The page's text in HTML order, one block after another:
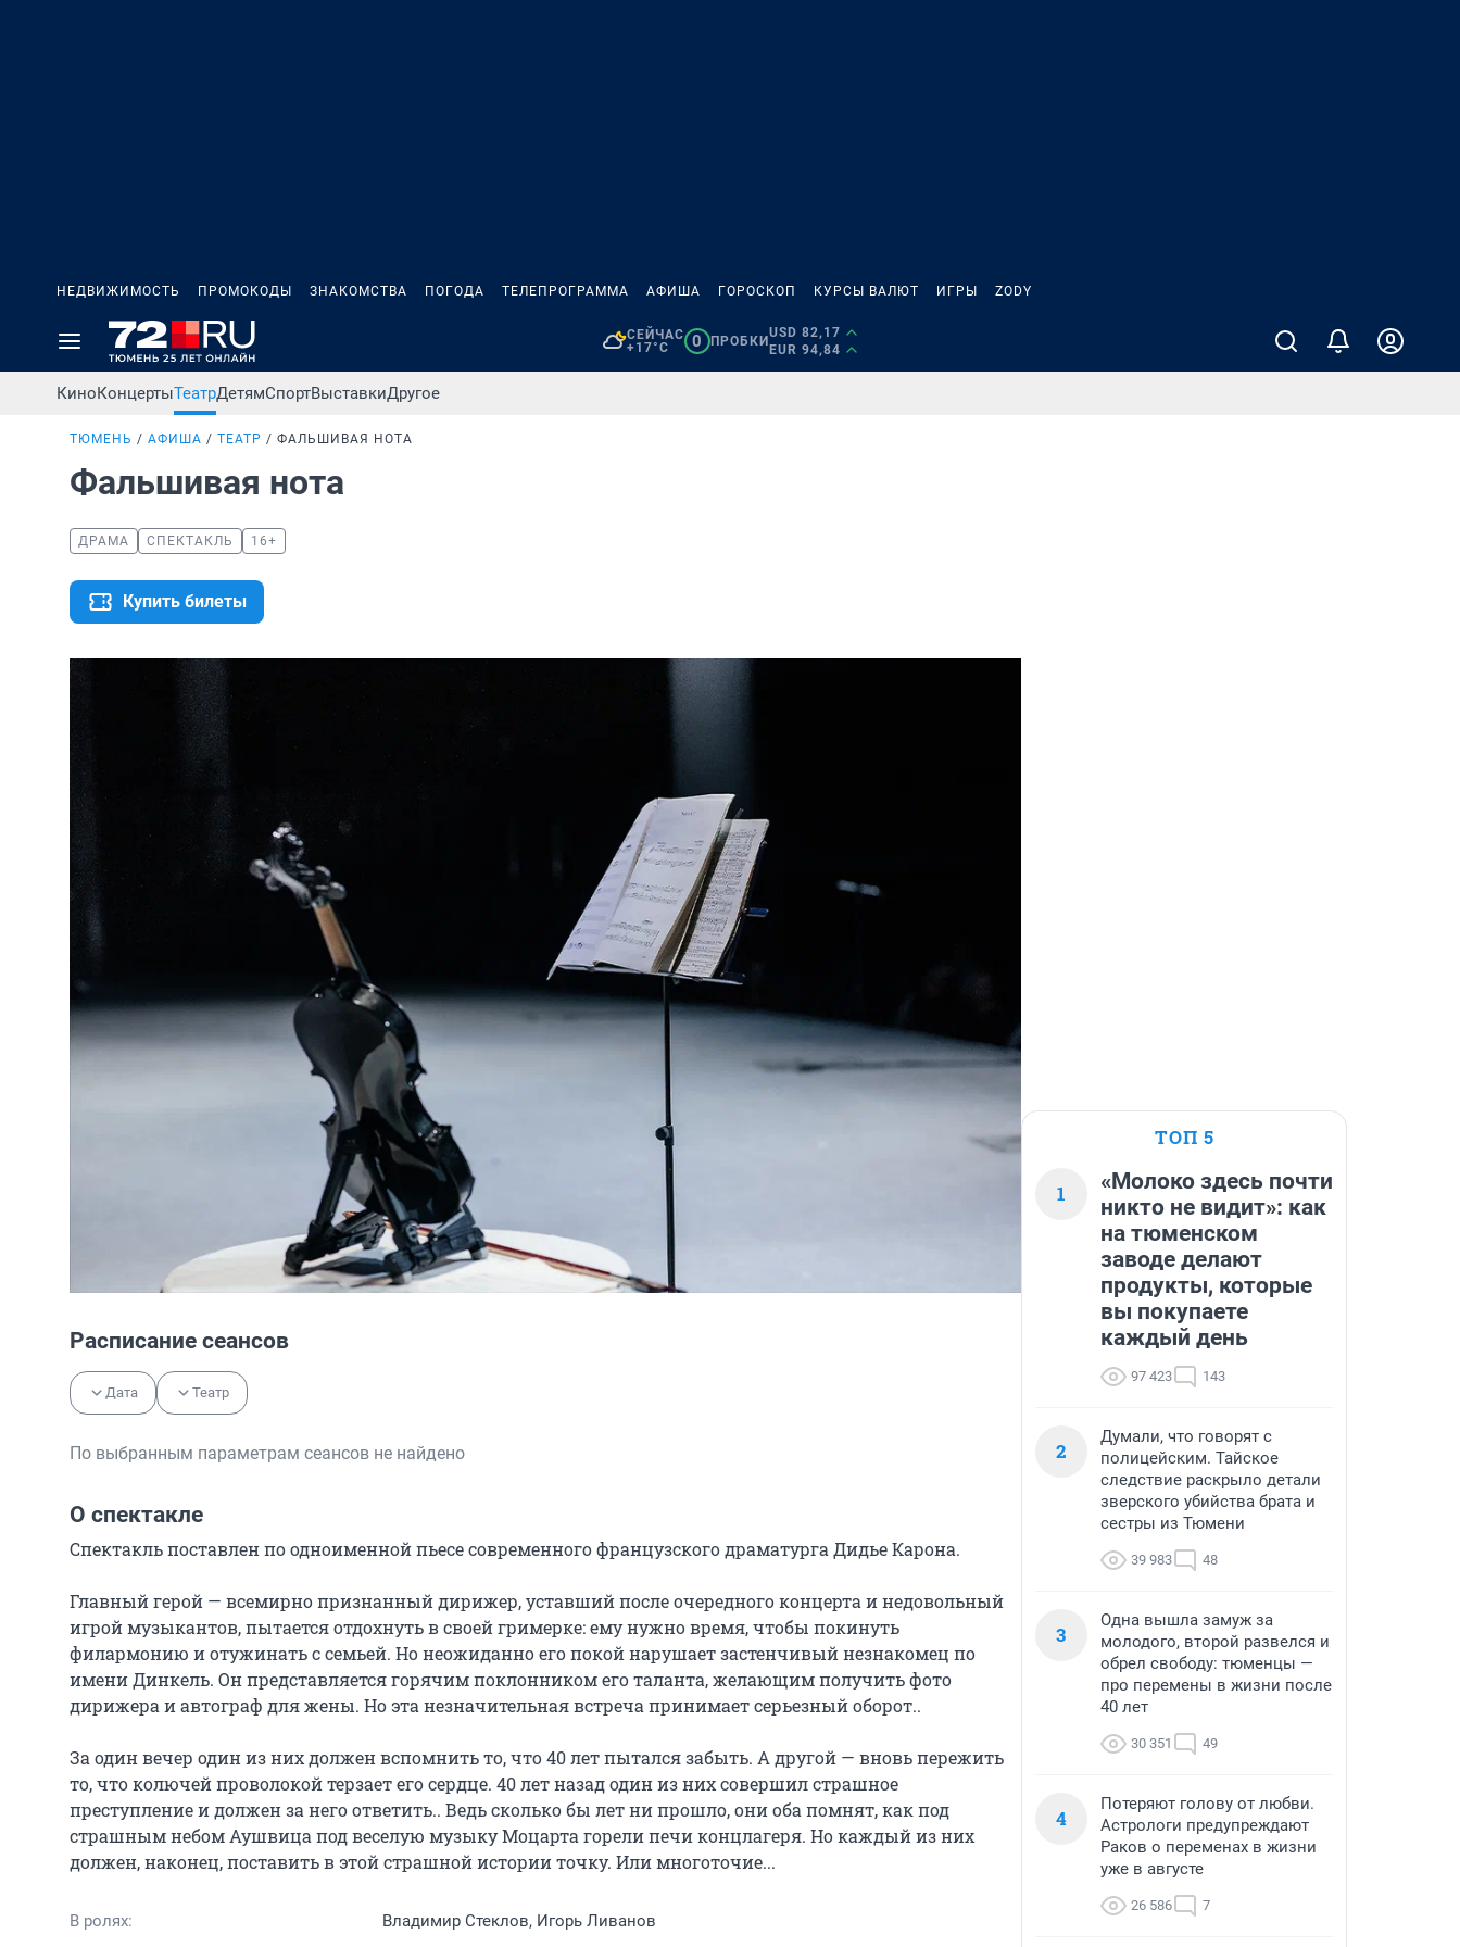
НЕДВИЖИМОСТЬ ПРОМОКОДЫ ЗНАКОМСТВА ПОГОДА ТЕЛЕПРОГРАММА АФИША ГОРОСКОП КУРСЫ ВАЛЮТ ИГРЫ ZODY
СЕЙЧАС
+17°C
0 ПРОБКИ
USD 82,17
EUR 94,84
КиноКонцертыТеатрДетямСпортВыставкиДругое
ТЮМЕНЬ АФИША ТЕАТР ФАЛЬШИВАЯ НОТА
Фальшивая нота
ДРАМА СПЕКТАКЛЬ 16+
Купить билеты
Расписание сеансов
Дата Театр
По выбранным параметрам сеансов не найдено
О спектакле
Спектакль поставлен по одноименной пьесе современного французского драматурга Дидье Карона.
Главный герой — всемирно признанный дирижер, уставший после очередного концерта и недовольный
игрой музыкантов, пытается отдохнуть в своей гримерке: ему нужно время, чтобы покинуть
филармонию и отужинать с семьей. Но неожиданно его покой нарушает застенчивый незнакомец по
имени Динкель. Он представляется горячим поклонником его таланта, желающим получить фото
дирижера и автограф для жены. Но эта незначительная встреча принимает серьезный оборот..
За один вечер один из них должен вспомнить то, что 40 лет пытался забыть. А другой — вновь пережить
то, что колючей проволокой терзает его сердце. 40 лет назад один из них совершил страшное
преступление и должен за него ответить.. Ведь сколько бы лет ни прошло, они оба помнят, как под
страшным небом Аушвица под веселую музыку Моцарта горели печи концлагеря. Но каждый из них
должен, наконец, поставить в этой страшной истории точку. Или многоточие...
В ролях: Владимир Стеклов, Игорь Ливанов
ТОП 5
1
«Молоко здесь почти
никто не видит»: как
на тюменском
заводе делают
продукты, которые
вы покупаете
каждый день
97 423 143
2
Думали, что говорят с
полицейским. Тайское
следствие раскрыло детали
зверского убийства брата и
сестры из Тюмени
39 983 48
3
Одна вышла замуж за
молодого, второй развелся и
обрел свободу: тюменцы —
про перемены в жизни после
40 лет
30 351 49
4
Потеряют голову от любви.
Астрологи предупреждают
Раков о переменах в жизни
уже в августе
26 586 7